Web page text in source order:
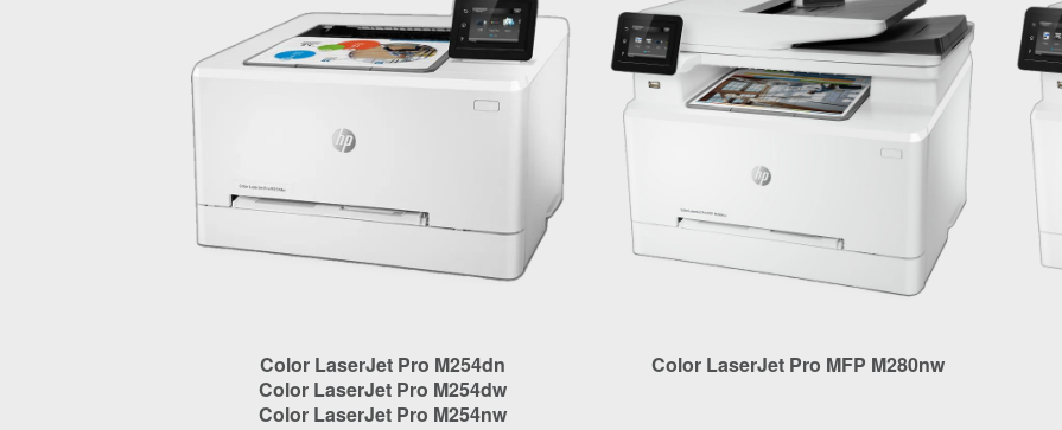
Color LaserJet Pro M254dn Color LaserJet Pro MFP M280nw
Color LaserJet Pro M254dw
Color LaserJet Pro M254nw